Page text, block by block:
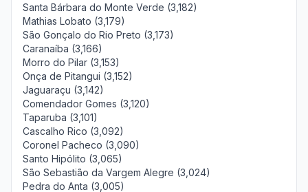
Santa Bárbara do Monte Verde (3,182)
Mathias Lobato (3,179)
São Gonçalo do Rio Preto (3,173)
Caranaíba (3,166)
Morro do Pilar (3,153)
Onça de Pitangui (3,152)
Jaguaraçu (3,142)
Comendador Gomes (3,120)
Taparuba (3,101)
Cascalho Rico (3,092)
Coronel Pacheco (3,090)
Santo Hipólito (3,065)
São Sebastião da Vargem Alegre (3,024)
Pedra do Anta (3,005)